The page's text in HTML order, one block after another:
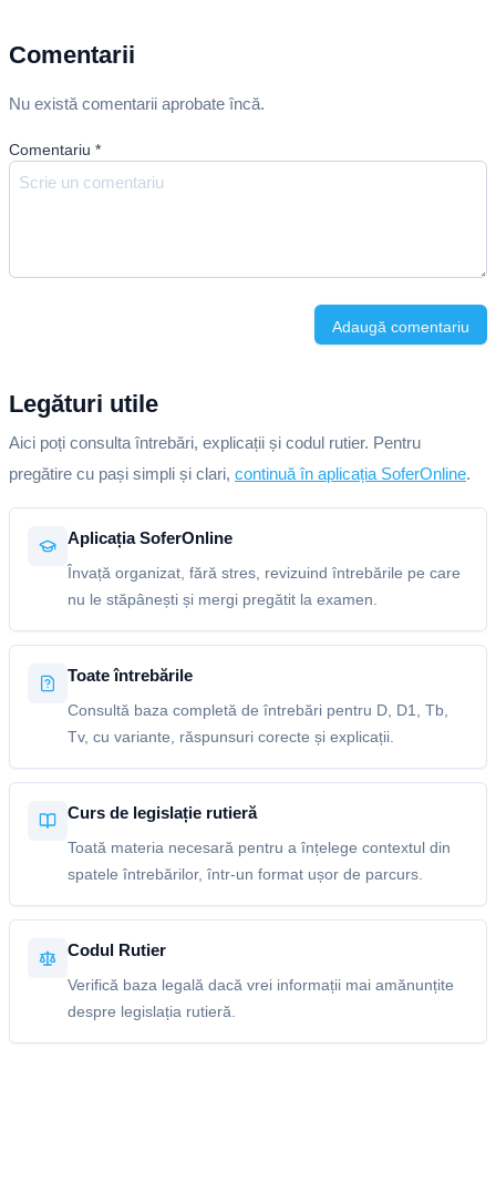
Comentarii
Nu există comentarii aprobate încă.
Comentariu *
Adaugă comentariu
Legături utile
Aici poți consulta întrebări, explicații și codul rutier. Pentru
pregătire cu pași simpli și clari, continuă în aplicația SoferOnline.
Aplicația SoferOnline
Învață organizat, fără stres, revizuind întrebările pe care
nu le stăpânești și mergi pregătit la examen.
Toate întrebările
Consultă baza completă de întrebări pentru D, D1, Tb,
Tv, cu variante, răspunsuri corecte și explicații.
Curs de legislație rutieră
Toată materia necesară pentru a înțelege contextul din
spatele întrebărilor, într-un format ușor de parcurs.
Codul Rutier
Verifică baza legală dacă vrei informații mai amănunțite
despre legislația rutieră.